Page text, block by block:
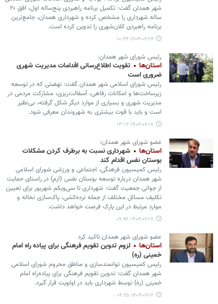
شهر همدان گفت: تکمیل برنامه راهبردی پنج‌ساله اول، افق ۲۰
ساله شهرداری را مشخص کرده و شهرداری همدان، جامع‌ترین
برنامه راهبردی کلان‌شهری را تدوین کرده است.
۱۴۰۴-۰۶-۲۴ ۱۰:۲۴
رئیس شورای شهر همدان:
استان‌ها
تقویت اطلاع‌رسانی اقدامات مدیریت شهری
ضروری است
رئیس شورای اسلامی شهر همدان گفت: نهضتی که در توسعه
زیرساخت‌ها و امکانات رفاهی، آسفالت‌ریزی، مشارکت مردمی در
مدیریت شهری و بسیاری از موارد دیگر شکل گرفته، بی‌نظیر
است و باید با قوت بیشتری به شهروندان معرفی شود.
۱۴۰۴-۰۶-۱۸ ۱۳:۱۲
عضو شورای شهر همدان:
استان‌ها
شهرداری نسبت به برطرف کردن مشکلات
بوستان نفس اقدام کند
رئیس کمیسیون فرهنگی، اجتماعی و ورزشی شورای اسلامی
شهر همدان درباره توسعه بوستان نفس (ارم) در راستای حمایت
از جوانی جمعیت گفت: شهرداری تا سی‌ویکم شهریور برای تعیین
تکلیف مسائل مختلف از جمله نرده‌کشی، پاک‌سازی نخاله و
موارد مرتبط در این پارک فرصت خواهد داشت.
۱۴۰۴-۰۶-۱۷ ۰۹:۴۸
عضو شورای شهر همدان تاکید کرد
استان‌ها
لزوم تدوین تقویم فرهنگی برای پیاده راه امام
خمینی (ره)
رئیس کمیسیون توانمندسازی و مناطق محروم شورای اسلامی
شهر همدان گفت: تدوین تقویم فرهنگی برای پیاده‌راه امام
خمینی (ره) توسط شهرداری باید در اولویت قرار گیرد.
۱۴۰۴-۰۶-۱۲ ۰۹:۲۵